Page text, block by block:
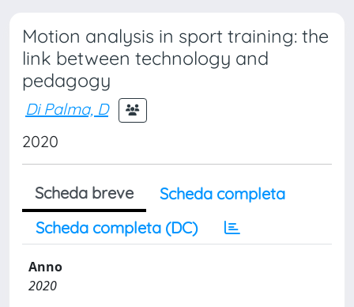
Motion analysis in sport training: the
link between technology and
pedagogy
Di Palma, D
2020
Scheda breve
Scheda completa
Scheda completa (DC)
Anno
2020